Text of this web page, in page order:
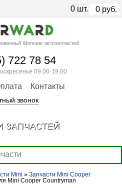
Mini » Запчасти Mini Cooper
Mini Cooper Countryman
722 78 54
09.00-19.00
Контакты
звонок
0 шт. 0 руб.
ЗАПЧАСТЕЙ